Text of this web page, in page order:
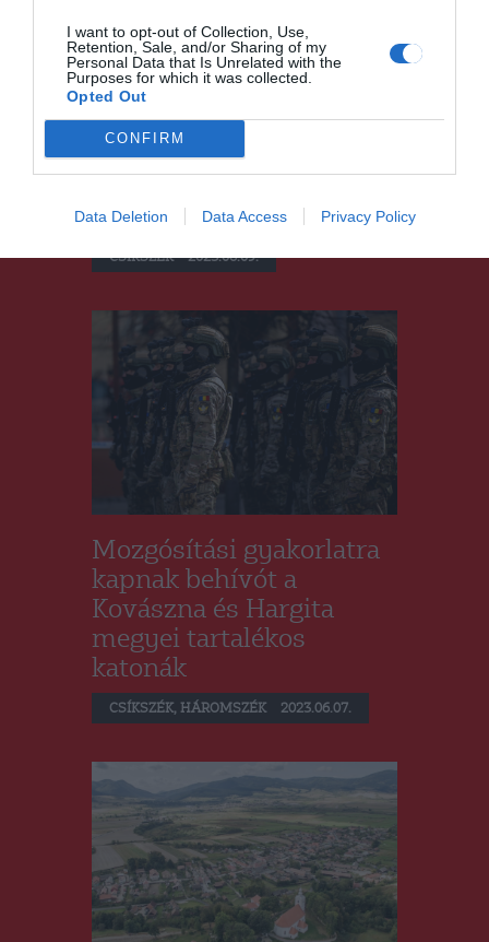
I want to opt-out of Collection, Use,
Retention, Sale, and/or Sharing of my
Personal Data that Is Unrelated with the
Purposes for which it was collected.
Opted Out
CONFIRM
Data Deletion Data Access Privacy Policy
Felújítanák a
hargitafürdői mofetta
házikókat
CSÍKSZÉK 2023.06.09.
Mozgósítási gyakorlatra
kapnak behívót a
Kovászna és Hargita
megyei tartalékos
katonák
CSÍKSZÉK, HÁROMSZÉK 2023.06.07.